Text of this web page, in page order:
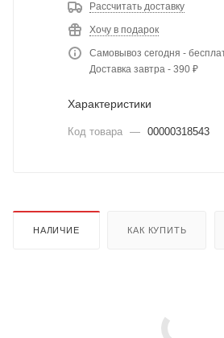
Рассчитать доставку
Хочу в подарок
Самовывоз сегодня -
Доставка завтра - 390 ₽
Характеристики
Код товара — 00000318543
НАЛИЧИЕ КАК КУПИТЬ